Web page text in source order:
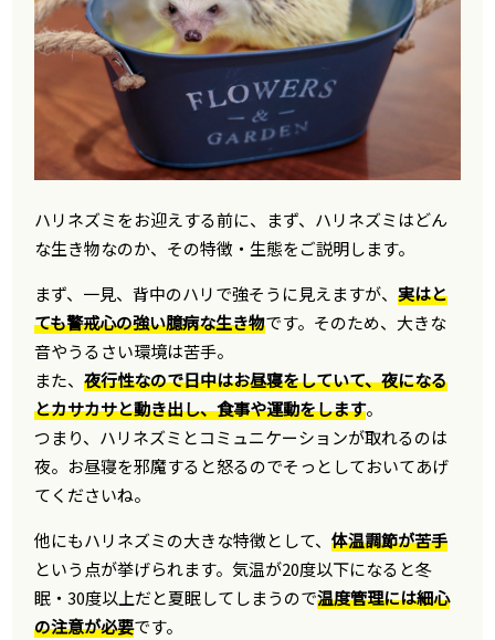
ハリネズミをお迎えする前に、まず、ハリネズミはどん
な生き物なのか、その特徴・生態をご説明します。
まず、一見、背中のハリで強そうに見えますが、実はと
ても警戒心の強い臆病な生き物です。そのため、大きな
音やうるさい環境は苦手。
また、夜行性なので日中はお昼寝をしていて、夜になる
とカサカサと動き出し、食事や運動をします。
つまり、ハリネズミとコミュニケーションが取れるのは
夜。お昼寝を邪魔すると怒るのでそっとしておいてあげ
てくださいね。
他にもハリネズミの大きな特徴として、体温調節が苦手
という点が挙げられます。気温が20度以下になると冬
眠・30度以上だと夏眠してしまうので温度管理には細心
の注意が必要です。